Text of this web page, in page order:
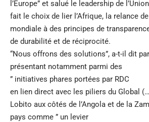
l’Europe” et salué le leadership de
fait le choix de lier l’Afrique, la relance
mondiale à des principes de
de durabilité et de réciprocité.
“Nous offrons des solutions”, a-t-il dit
présentant notamment parmi des
” initiatives phares portées par RDC
en lien direct avec les piliers du Global
Lobito aux côtés de l’Angola et de la
pays comme ” un levier